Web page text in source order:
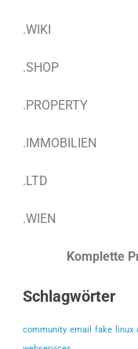
.WIKI
.SHOP
.PROPERTY
.IMMOBILIEN
.LTD
.WIEN
Komplette
Schlagwörter
community email fake linux